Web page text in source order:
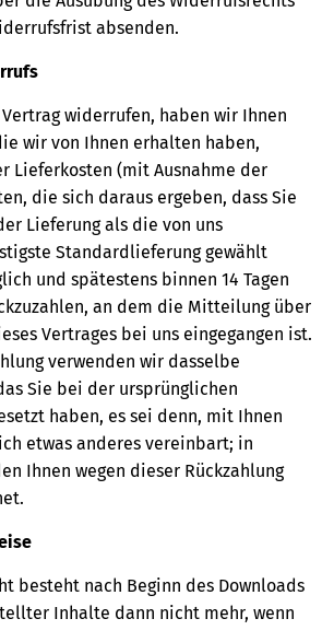
absenden.
widerrufen, haben wir Ihnen
wir von Ihnen erhalten haben,
Lieferkosten (mit Ausnahme der
die sich daraus ergeben, dass Sie
Lieferung als die von uns
Standardlieferung gewählt
und spätestens binnen 14 Tagen
an dem die Mitteilung über
Vertrages bei uns eingegangen ist.
verwenden wir dasselbe
Sie bei der ursprünglichen
haben, es sei denn, mit Ihnen
etwas anderes vereinbart; in
Ihnen wegen dieser Rückzahlung
besteht nach Beginn des Downloads
Inhalte dann nicht mehr, wenn